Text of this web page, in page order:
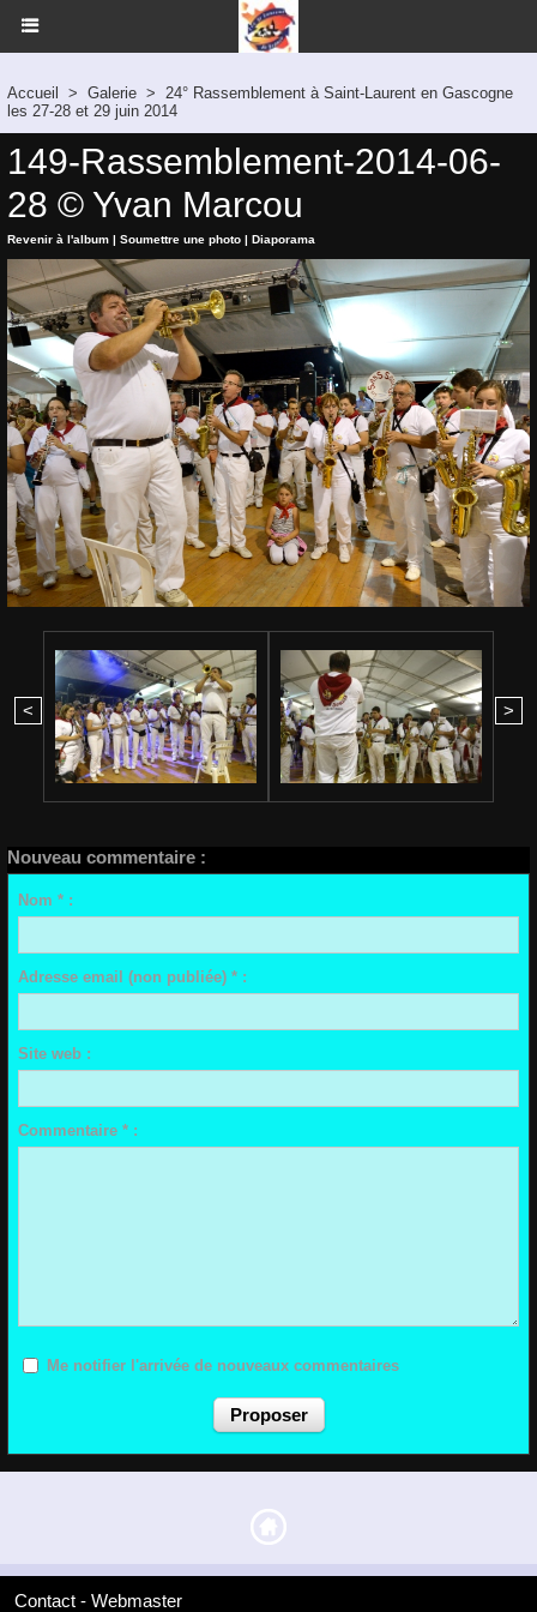
Accueil > Galerie > 24° Rassemblement à Saint-Laurent en Gascogne
les 27-28 et 29 juin 2014
149-Rassemblement-2014-06-
28 © Yvan Marcou
Revenir à l'album | Soumettre une photo | Diaporama
< >
Nouveau commentaire :
Nom * :
Adresse email (non publiée) * :
Site web :
Commentaire * :
Me notifier l'arrivée de nouveaux commentaires
Contact - Webmaster